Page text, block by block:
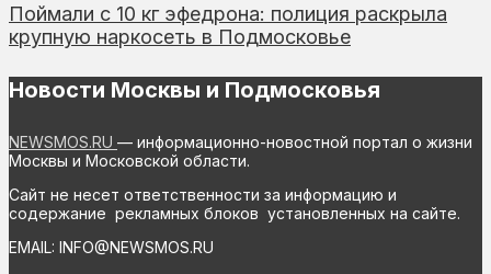
Поймали с 10 кг эфедрона: полиция раскрыла
крупную наркосеть в Подмосковье
Новости Москвы и Подмосковья
NEWSMOS.RU — информационно-новостной портал о жизни
Москвы и Московской области.
Сайт не несет ответственности за информацию и
содержание рекламных блоков установленных на сайте.
EMAIL: INFO@NEWSMOS.RU